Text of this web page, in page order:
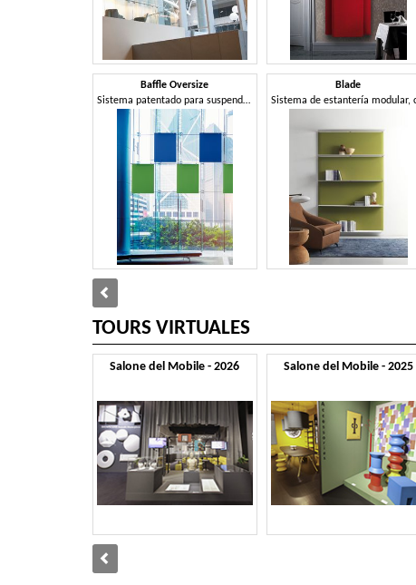
Baffle Oversize
Sistema patentado para suspender paneles fonoabsorbentes
Blade
TOURS VIRTUALES
Salone del Mobile - 2026 Salone del Mobile - 2025